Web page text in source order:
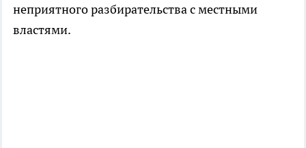
неприятного разбирательства с местными
властями.